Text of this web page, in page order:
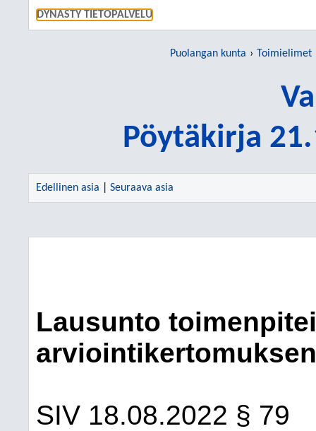
DYNASTY TIETOPALVELU
Puolangan kunta Toimielimet
Pöytäkirja
Edellinen asia Seuraava asia
Lausunto
SIV 18.08.2022 § 79